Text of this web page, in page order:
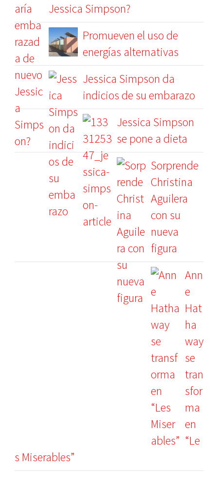
Jessica Simpson?
Promueven el uso de
energías alternativas
Jessica Simpson da
indicios de su embarazo
Jessica Simpson
se pone a dieta
Sorprende
Christina
Aguilera
con su
nueva
figura
Ann
e
Hat
ha
way
se
tran
sfor
ma
en
“Le
s Miserables”